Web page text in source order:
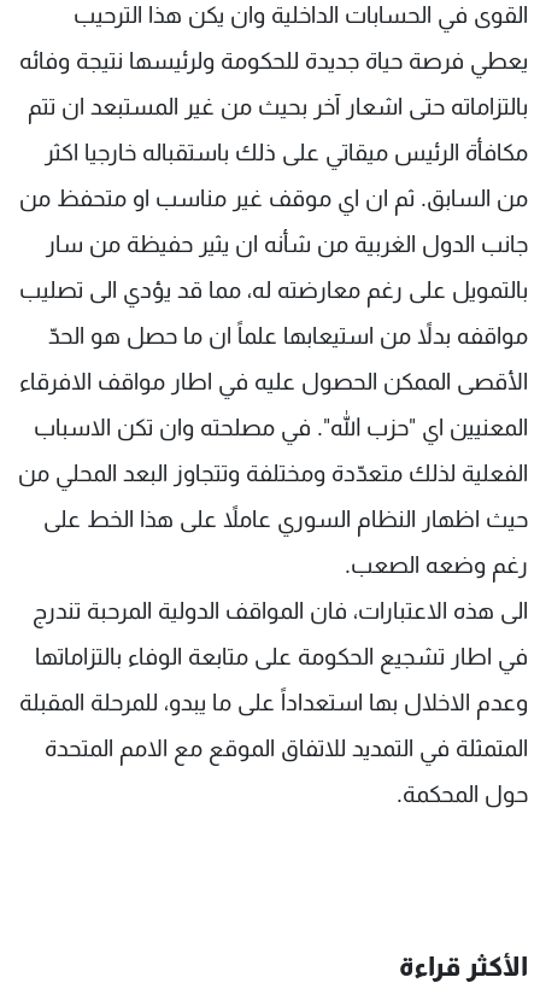
القوى في الحسابات الداخلية وان يكن هذا الترحيب
يعطي فرصة حياة جديدة للحكومة ولرئيسها نتيجة وفائه
بالتزاماته حتى اشعار آخر بحيث من غير المستبعد ان تتم
مكافأة الرئيس ميقاتي على ذلك باستقباله خارجيا اكثر
من السابق. ثم ان اي موقف غير مناسب او متحفظ من
جانب الدول الغربية من شأنه ان يثير حفيظة من سار
بالتمويل على رغم معارضته له، مما قد يؤدي الى تصليب
مواقفه بدلاً من استيعابها علماً ان ما حصل هو الحدّ
الأقصى الممكن الحصول عليه في اطار مواقف الافرقاء
المعنيين اي "حزب الله". في مصلحته وان تكن الاسباب
الفعلية لذلك متعدّدة ومختلفة وتتجاوز البعد المحلي من
حيث اظهار النظام السوري عاملاً على هذا الخط على
رغم وضعه الصعب.
الى هذه الاعتبارات، فان المواقف الدولية المرحبة تندرج
في اطار تشجيع الحكومة على متابعة الوفاء بالتزاماتها
وعدم الاخلال بها استعداداً على ما يبدو، للمرحلة المقبلة
المتمثلة في التمديد للاتفاق الموقع مع الامم المتحدة
حول المحكمة.
الأكثر قراءة